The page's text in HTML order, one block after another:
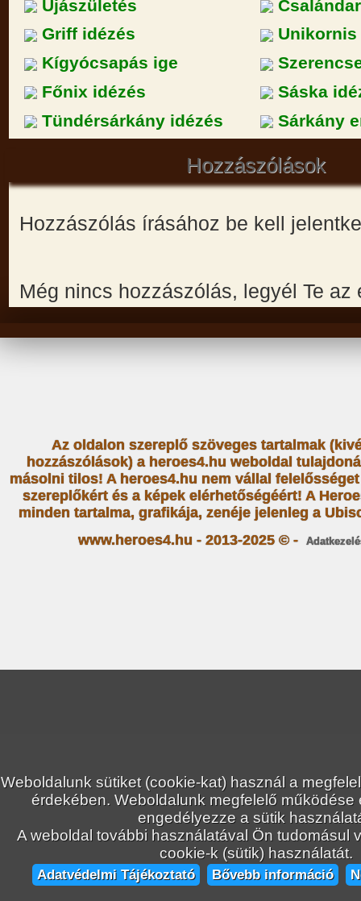
Újászületés
Griff idézés
Unikornis
Kígyócsapás ige
Főnix idézés
Sáska
Tündérsárkány idézés
Sárkány
Hozzászólások
Hozzászólás írásához be kell
Még nincs hozzászólás, legyél Te az
Weboldalunk sütiket (cookie-kat) használ a
érdekében. Weboldalunk megfelelő működése
engedélyezze a sütik
A weboldal további használatával Ön tudomásul
cookie-k (sütik) használatát.
Adatvédelmi Tájékoztató Bővebb információ
Az oldalon szereplő szöveges tartalmak
hozzászólások) a heroes4.hu weboldal
másolni tilos! A heroes4.hu nem vállal
szereplőkért és a képek elérhetőségéért! A
minden tartalma, grafikája, zenéje jelenleg a
www.heroes4.hu - 2013-2025 © -